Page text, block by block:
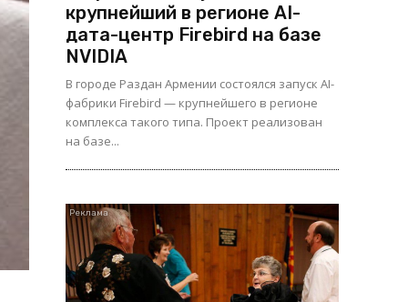
крупнейший в регионе AI-
дата-центр Firebird на базе
NVIDIA
В городе Раздан Армении состоялся запуск AI-
фабрики Firebird — крупнейшего в регионе
комплекса такого типа. Проект реализован
на базе...